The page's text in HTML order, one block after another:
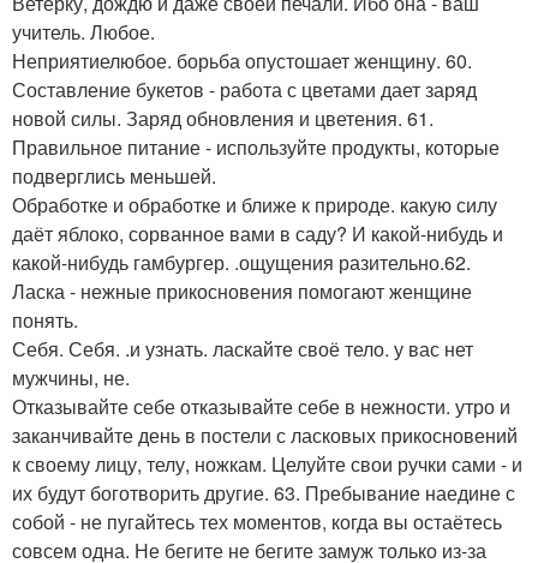
учитель. Любое.
Неприятиелюбое. борьба опустошает женщину. 60.
Составление букетов - работа с цветами дает заряд
новой силы. Заряд обновления и цветения. 61.
Правильное питание - используйте продукты, которые
подверглись меньшей.
Обработке и обработке и ближе к природе. какую силу
даёт яблоко, сорванное вами в саду? И какой-нибудь и
какой-нибудь гамбургер. .ощущения разительно.62.
Ласка - нежные прикосновения помогают женщине
понять.
Себя. Себя. .и узнать. ласкайте своё тело. у вас нет
мужчины, не.
Отказывайте себе отказывайте себе в нежности. утро и
заканчивайте день в постели с ласковых прикосновений
к своему лицу, телу, ножкам. Целуйте свои ручки сами - и
их будут боготворить другие. 63. Пребывание наедине с
собой - не пугайтесь тех моментов, когда вы остаётесь
совсем одна. Не бегите не бегите замуж только из-за